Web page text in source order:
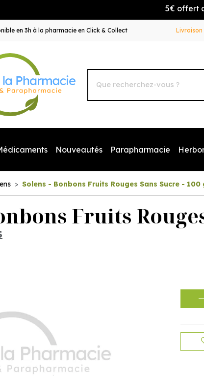
5€ offert dès
en 3h à la pharmacie en Click & Collect Livraison
Autour de la Pharmacie Votre
Nouveautés Parapharmacie
Solens - Bonbons Fruits Rouges Sans Sucre - 100
Fruits